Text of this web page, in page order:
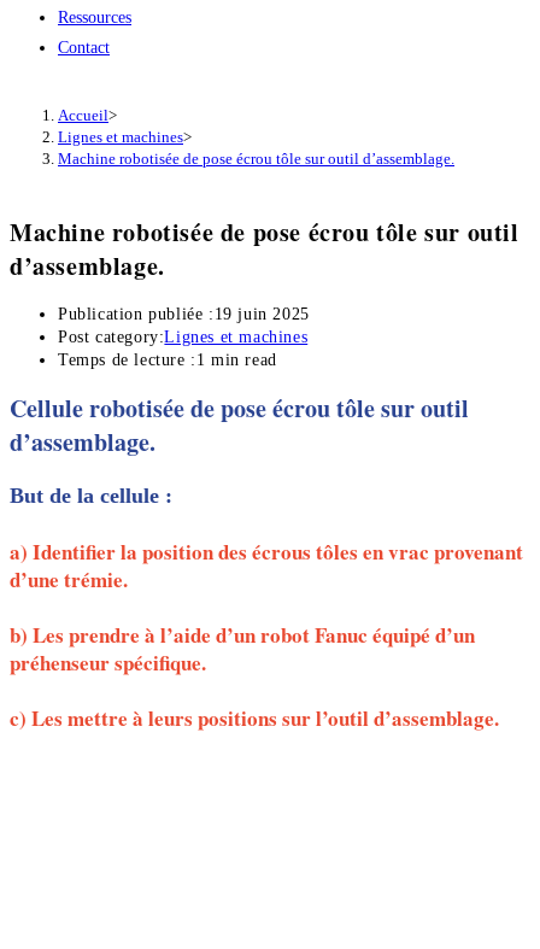
Ressources
Contact
Accueil>
Lignes et machines>
Machine robotisée de pose écrou tôle sur outil d’assemblage.
Machine robotisée de pose écrou tôle sur outil
d’assemblage.
Publication publiée : 19 juin 2025
Post category:Lignes et machines
Temps de lecture : 1 min read
Cellule robotisée de pose écrou tôle sur outil
d’assemblage.
But de la cellule :
a) Identifier la position des écrous tôles en vrac provenant
d’une trémie.
b) Les prendre à l’aide d’un robot Fanuc équipé d’un
préhenseur spécifique.
c) Les mettre à leurs positions sur l’outil d’assemblage.